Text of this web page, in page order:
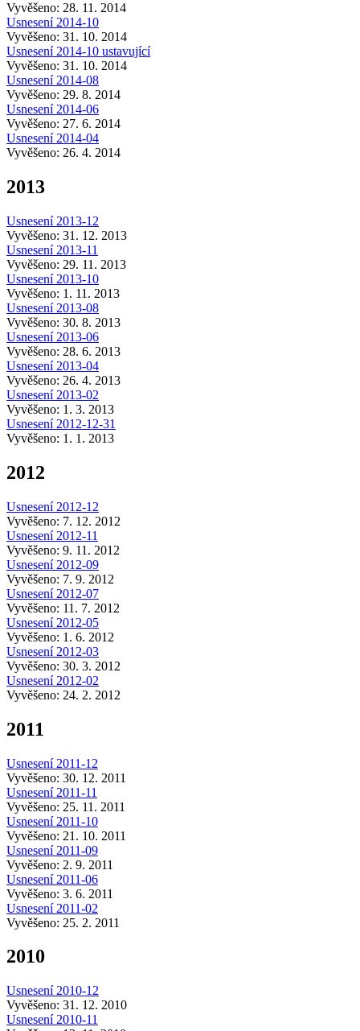
Vyvěšeno: 28. 11. 2014
Usnesení 2014-10
Vyvěšeno: 31. 10. 2014
Usnesení 2014-10 ustavující
Vyvěšeno: 31. 10. 2014
Usnesení 2014-08
Vyvěšeno: 29. 8. 2014
Usnesení 2014-06
Vyvěšeno: 27. 6. 2014
Usnesení 2014-04
Vyvěšeno: 26. 4. 2014
2013
Usnesení 2013-12
Vyvěšeno: 31. 12. 2013
Usnesení 2013-11
Vyvěšeno: 29. 11. 2013
Usnesení 2013-10
Vyvěšeno: 1. 11. 2013
Usnesení 2013-08
Vyvěšeno: 30. 8. 2013
Usnesení 2013-06
Vyvěšeno: 28. 6. 2013
Usnesení 2013-04
Vyvěšeno: 26. 4. 2013
Usnesení 2013-02
Vyvěšeno: 1. 3. 2013
Usnesení 2012-12-31
Vyvěšeno: 1. 1. 2013
2012
Usnesení 2012-12
Vyvěšeno: 7. 12. 2012
Usnesení 2012-11
Vyvěšeno: 9. 11. 2012
Usnesení 2012-09
Vyvěšeno: 7. 9. 2012
Usnesení 2012-07
Vyvěšeno: 11. 7. 2012
Usnesení 2012-05
Vyvěšeno: 1. 6. 2012
Usnesení 2012-03
Vyvěšeno: 30. 3. 2012
Usnesení 2012-02
Vyvěšeno: 24. 2. 2012
2011
Usnesení 2011-12
Vyvěšeno: 30. 12. 2011
Usnesení 2011-11
Vyvěšeno: 25. 11. 2011
Usnesení 2011-10
Vyvěšeno: 21. 10. 2011
Usnesení 2011-09
Vyvěšeno: 2. 9. 2011
Usnesení 2011-06
Vyvěšeno: 3. 6. 2011
Usnesení 2011-02
Vyvěšeno: 25. 2. 2011
2010
Usnesení 2010-12
Vyvěšeno: 31. 12. 2010
Usnesení 2010-11